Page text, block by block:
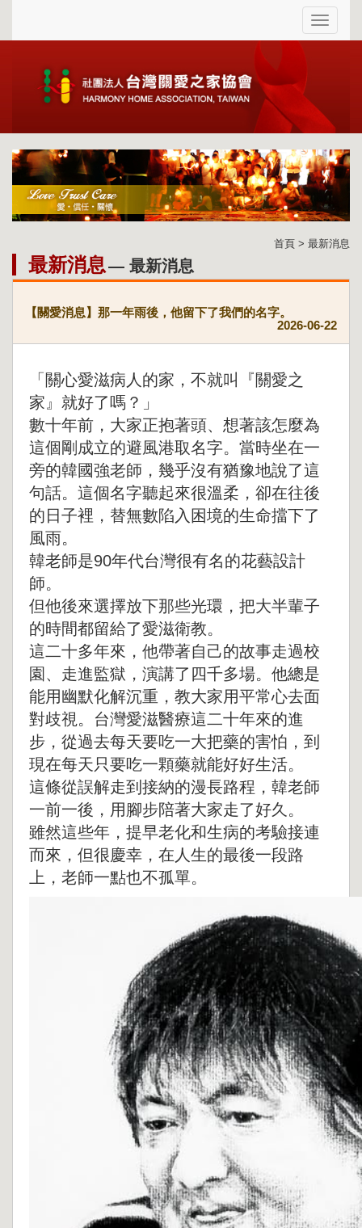
首頁 > 最新消息
最新消息— 最新消息
【關愛消息】那一年雨後，他留下了我們的名字。
2026-06-22
「關心愛滋病人的家，不就叫『關愛之
家』就好了嗎？」
數十年前，大家正抱著頭、想著該怎麼為
這個剛成立的避風港取名字。當時坐在一
旁的韓國強老師，幾乎沒有猶豫地說了這
句話。這個名字聽起來很溫柔，卻在往後
的日子裡，替無數陷入困境的生命擋下了
風雨。
韓老師是90年代台灣很有名的花藝設計
師。
但他後來選擇放下那些光環，把大半輩子
的時間都留給了愛滋衛教。
這二十多年來，他帶著自己的故事走過校
園、走進監獄，演講了四千多場。他總是
能用幽默化解沉重，教大家用平常心去面
對歧視。台灣愛滋醫療這二十年來的進
步，從過去每天要吃一大把藥的害怕，到
現在每天只要吃一顆藥就能好好生活。
這條從誤解走到接納的漫長路程，韓老師
一前一後，用腳步陪著大家走了好久。
雖然這些年，提早老化和生病的考驗接連
而來，但很慶幸，在人生的最後一段路
上，老師一點也不孤單。